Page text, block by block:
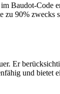
Baudot-Code
zu 90%
Er
und